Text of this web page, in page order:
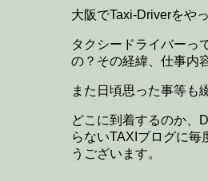
大阪でTaxi-Driverをや
タクシードライバーっ
の？その経緯、仕事内
また日頃思った事等も
どこに到着するのか、
らないTAXIブログに毎
うございます。